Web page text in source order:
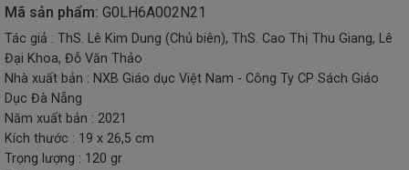
-
ĐỒ
CHƠI
THIẾT
BỊ
-
STEM
Mã sản phẩm: G0LH6A002N21
Tác giả : ThS. Lê Kim Dung (Chủ biên), ThS. Cao Thị Thu Giang, Lê
Đại Khoa, Đỗ Văn Thảo
Nhà xuất bản : NXB Giáo dục Việt Nam - Công Ty CP Sách Giáo
Dục Đà Nẵng
Năm xuất bản : 2021
Kích thước : 19 x 26,5 cm
Trọng lượng : 120 gr